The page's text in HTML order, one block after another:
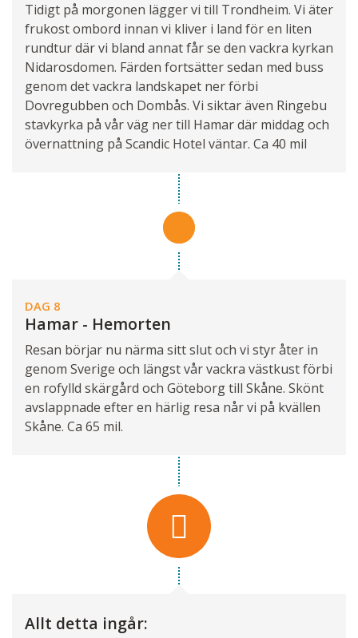
Tidigt på morgonen lägger vi till Trondheim. Vi äter
frukost ombord innan vi kliver i land för en liten
rundtur där vi bland annat får se den vackra kyrkan
Nidarosdomen. Färden fortsätter sedan med buss
genom det vackra landskapet ner förbi
Dovregubben och Dombås. Vi siktar även Ringebu
stavkyrka på vår väg ner till Hamar där middag och
övernattning på Scandic Hotel väntar. Ca 40 mil
DAG 8
Hamar - Hemorten
Resan börjar nu närma sitt slut och vi styr åter in
genom Sverige och längst vår vackra västkust förbi
en rofylld skärgård och Göteborg till Skåne. Skönt
avslappnade efter en härlig resa når vi på kvällen
Skåne. Ca 65 mil.
Allt detta ingår: